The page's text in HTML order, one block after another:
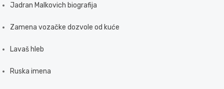
Jadran Malkovich biografija
Zamena vozačke dozvole od kuće
Lavaš hleb
Ruska imena